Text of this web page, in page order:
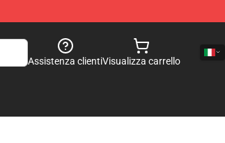
Assistenza clientiVisualizza carrello